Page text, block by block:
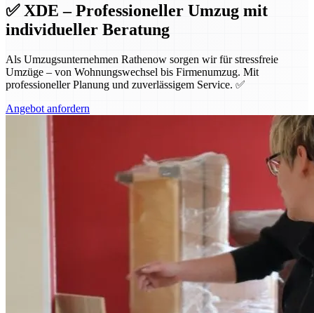
✅ XDE – Professioneller Umzug mit
individueller Beratung
Als Umzugsunternehmen Rathenow sorgen wir für stressfreie
Umzüge – von Wohnungswechsel bis Firmenumzug. Mit
professioneller Planung und zuverlässigem Service. ✅
Angebot anfordern